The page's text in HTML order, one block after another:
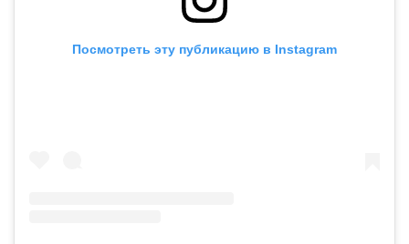
Посмотреть эту публикацию в Instagram